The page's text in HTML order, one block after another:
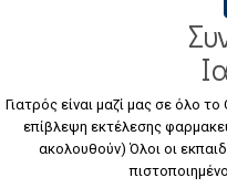
Γιατρός είναι μαζί μας σε όλο
επίβλεψη εκτέλεσης
ακολουθούν) Όλοι οι